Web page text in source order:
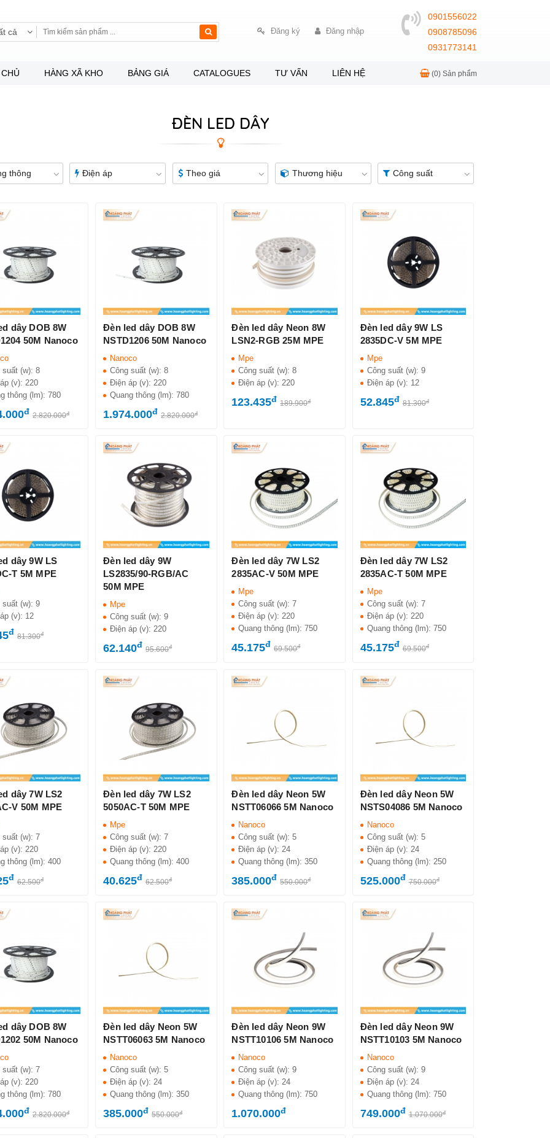
cả Đăng ký Đăng nhập
0901556022
0908785096
0931773141
HÀNG XÃ KHO BẢNG GIÁ CATALOGUES TƯ VẤN LIÊN HỆ (0) Sản phẩm
ĐÈN LED DÂY
thông Điện áp Theo giá Thương hiệu Công suất
dây DOB 8W
50M Nanoco
suất (w):8
(v):220
thông (lm):780
đ 2.820.000đ
Đèn led dây DOB 8W
NSTD1206 50M Nanoco
Nanoco
Công suất (w):8
Điện áp (v):220
Quang thông (lm):780
1.974.000đ 2.820.000đ
Đèn led dây Neon 8W
LSN2-RGB 25M MPE
Mpe
Công suất (w):8
Điện áp (v):220
123.435đ 189.900đ
Đèn led dây 9W LS
2835DC-V 5M MPE
Mpe
Công suất (w): 9
Điện áp (v): 12
52.845đ 81.300đ
dây 9W LS
T 5M MPE
suất (w):9
(v): 12
đ 81.300đ
Đèn led dây 9W
LS2835/90-RGB/AC
50M MPE
Mpe
Công suất (w):9
Điện áp (v): 220
62.140đ 95.600đ
Đèn led dây 7W LS2
2835AC-V 50M MPE
Mpe
Công suất (w):7
Điện áp (v): 220
Quang thông (lm):750
45.175đ 69.500đ
Đèn led dây 7W LS2
2835AC-T 50M MPE
Mpe
Công suất (w): 7
Điện áp (v): 220
Quang thông (lm): 750
45.175đ 69.500đ
dây 7W LS2
V 50M MPE
suất (w):7
(v): 220
thông (lm):400
đ 62.500đ
Đèn led dây 7W LS2
5050AC-T 50M MPE
Mpe
Công suất (w):7
Điện áp (v): 220
Quang thông (lm):400
40.625đ 62.500đ
Đèn led dây Neon 5W
NSTT06066 5M Nanoco
Nanoco
Công suất (w):5
Điện áp (v): 24
Quang thông (lm):350
385.000đ 550.000đ
Đèn led dây Neon 5W
NSTS04086 5M Nanoco
Nanoco
Công suất (w): 5
Điện áp (v): 24
Quang thông (lm): 250
525.000đ 750.000đ
dây DOB 8W
50M Nanoco
suất (w):7
(v):220
thông (lm):780
đ 2.820.000đ
Đèn led dây Neon 5W
NSTT06063 5M Nanoco
Nanoco
Công suất (w):5
Điện áp (v):24
Quang thông (lm):350
385.000đ 550.000đ
Đèn led dây Neon 9W
NSTT10106 5M Nanoco
Nanoco
Công suất (w):9
Điện áp (v):24
Quang thông (lm):750
1.070.000đ
Đèn led dây Neon 9W
NSTT10103 5M Nanoco
Nanoco
Công suất (w): 9
Điện áp (v): 24
Quang thông (lm): 750
749.000đ 1.070.000đ